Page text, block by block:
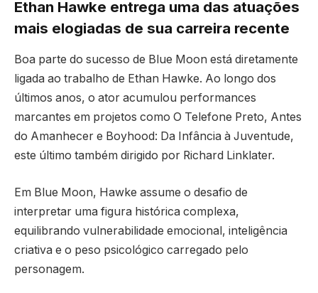
Ethan Hawke entrega uma das atuações
mais elogiadas de sua carreira recente
Boa parte do sucesso de Blue Moon está diretamente
ligada ao trabalho de Ethan Hawke. Ao longo dos
últimos anos, o ator acumulou performances
marcantes em projetos como O Telefone Preto, Antes
do Amanhecer e Boyhood: Da Infância à Juventude,
este último também dirigido por Richard Linklater.
Em Blue Moon, Hawke assume o desafio de
interpretar uma figura histórica complexa,
equilibrando vulnerabilidade emocional, inteligência
criativa e o peso psicológico carregado pelo
personagem.